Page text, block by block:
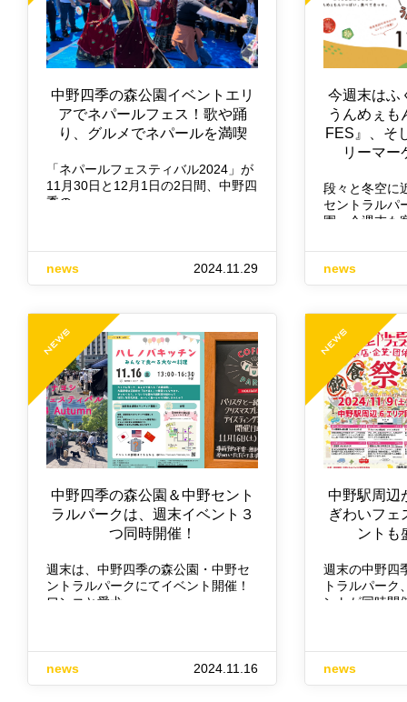
中野四季の森公園イベントエリ
アでネパールフェス！歌や踊
り、グルメでネパールを満喫
「ネパールフェスティバル2024」が
11月30日と12月1日の2日間、中野四
季の…
news 2024.11.29
今週末はふ
うんめぇも
FES』、そ
リーマー
段々と冬空に
セントラルパ
園。今週末も
news
中野四季の森公園＆中野セント
ラルパークは、週末イベント３
つ同時開催！
週末は、中野四季の森公園・中野セ
ントラルパークにてイベント開催！
ワンコと愛犬…
news 2024.11.16
中野駅周辺
ぎわいフェ
ントも
週末の中野四
トラルパーク
ントが同時
news